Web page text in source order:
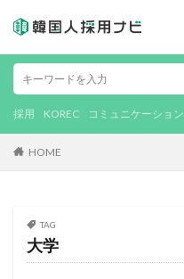
採用 KOREC コミュニケーション
HOME
TAG
大学